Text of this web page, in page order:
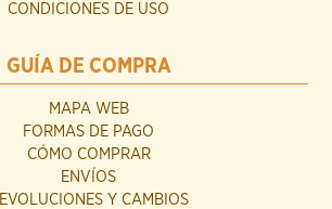
CONDICIONES DE USO
GUÍA DE COMPRA
MAPA WEB
FORMAS DE PAGO
CÓMO COMPRAR
ENVÍOS
Y CAMBIOS